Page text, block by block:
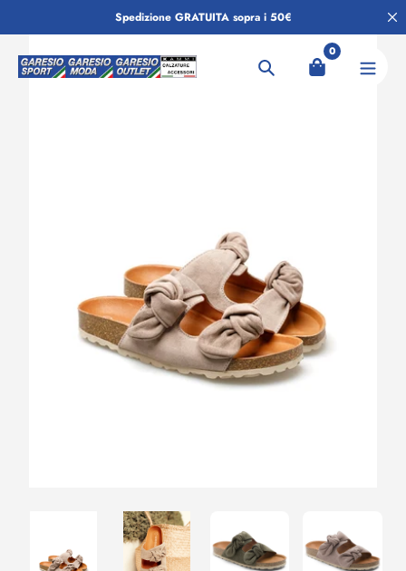
al
contenuto
Spedizione GRATUITA sopra i 50€
Ricerca
0